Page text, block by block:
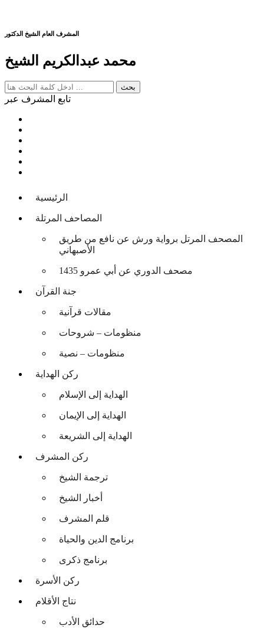
المشرف العام الشيخ الدكتور
محمد عبدالكريم الشيخ
تابع المشرف عبر
الرئيسية
المصاحف المرتلة
المصحف المرتل برواية ورش عن نافع من طريق
الأصبهاني
مصحف الدوري عن أبي عمرو 1435
جنة القرآن
مقالات قرآنية
منظومات – شروحات
منظومات – نصية
ركن الهداية
الهداية إلى الإسلام
الهداية إلى الإيمان
الهداية إلى الشريعة
ركن المشرف
ترجمة الشيخ
أخبار الشيخ
قلم المشرف
برنامج الدين والحياة
برنامج ذكرى
ركن الأسرة
نتاج الأقلام
حدائق الأدب